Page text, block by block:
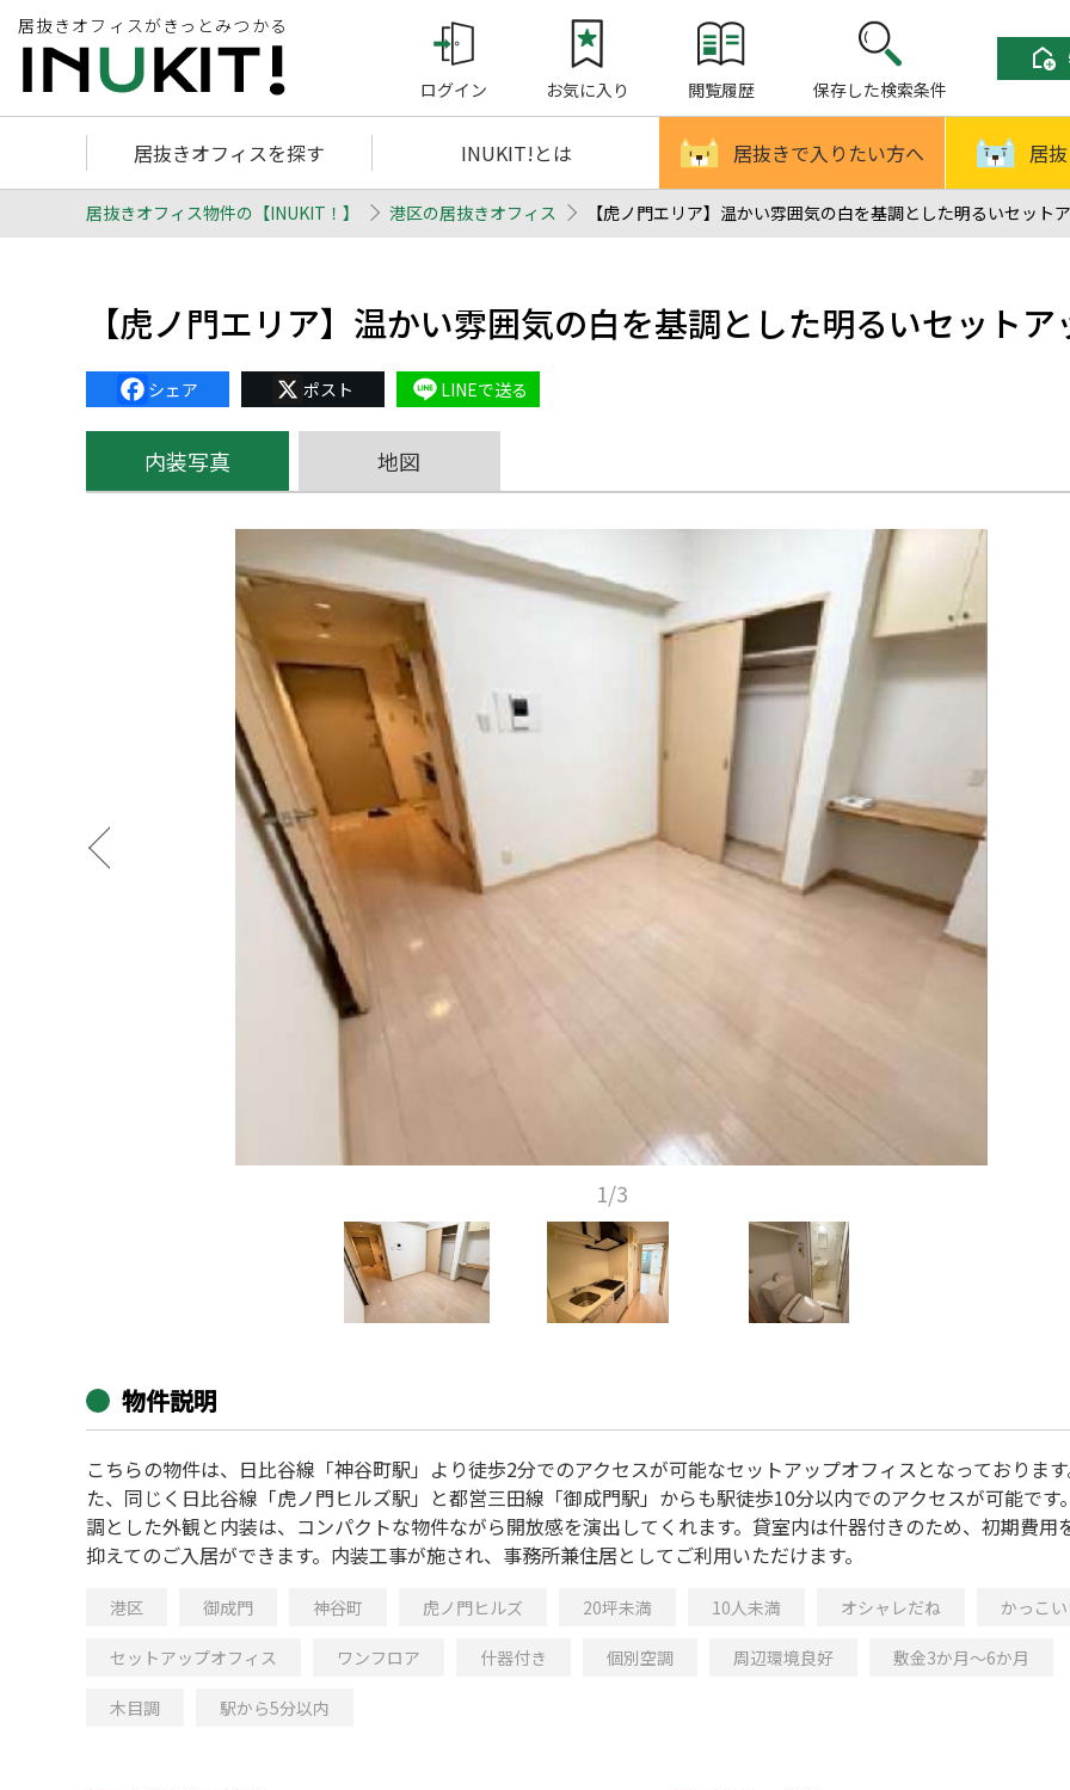
居抜きオフィスがきっとみつかる
ログイン お気に入り 閲覧履歴 保存した検索条件
居抜きオフィスを探す INUKIT!とは 居抜きで入りたい方へ 居
居抜きオフィス物件の【INUKIT！】 港区の居抜きオフィス 【虎ノ門エリア】温かい雰囲気の白を基調とした明るいセッ
【虎ノ門エリア】温かい雰囲気の白を基調とした明るいセット
Facebook
X Line
内装写真 地図
1/3
物件説明
こちらの物件は、日比谷線「神谷町駅」より徒歩2分でのアクセスが可能なセットアップオフィスとなっておりま
た、同じく日比谷線「虎ノ門ヒルズ駅」と都営三田線「御成門駅」からも駅徒歩10分以内でのアクセスが可能です
調とした外観と内装は、コンパクトな物件ながら開放感を演出してくれます。貸室内は什器付きのため、初期費用
抑えてのご入居ができます。内装工事が施され、事務所兼住居としてご利用いただけます。
港区 御成門 神谷町 虎ノ門ヒルズ 20坪未満 10人未満 オシャレだね かっこ
セットアップオフィス ワンフロア 什器付き 個別空調 周辺環境良好 敷金3か月～6か月
木目調 駅から5分以内